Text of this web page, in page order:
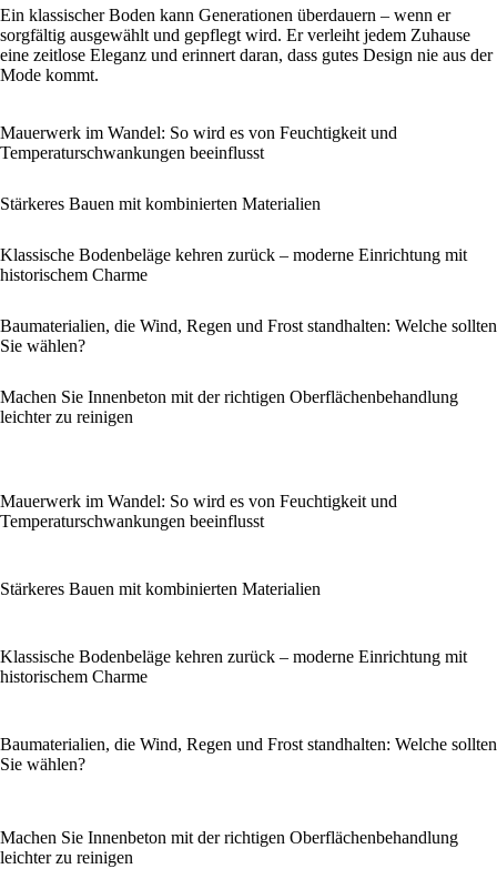
Ein klassischer Boden kann Generationen überdauern – wenn er
sorgfältig ausgewählt und gepflegt wird. Er verleiht jedem Zuhause
eine zeitlose Eleganz und erinnert daran, dass gutes Design nie aus der
Mode kommt.
Mauerwerk im Wandel: So wird es von Feuchtigkeit und
Temperaturschwankungen beeinflusst
Stärkeres Bauen mit kombinierten Materialien
Klassische Bodenbeläge kehren zurück – moderne Einrichtung mit
historischem Charme
Baumaterialien, die Wind, Regen und Frost standhalten: Welche sollten
Sie wählen?
Machen Sie Innenbeton mit der richtigen Oberflächenbehandlung
leichter zu reinigen
Mauerwerk im Wandel: So wird es von Feuchtigkeit und
Temperaturschwankungen beeinflusst
Stärkeres Bauen mit kombinierten Materialien
Klassische Bodenbeläge kehren zurück – moderne Einrichtung mit
historischem Charme
Baumaterialien, die Wind, Regen und Frost standhalten: Welche sollten
Sie wählen?
Machen Sie Innenbeton mit der richtigen Oberflächenbehandlung
leichter zu reinigen